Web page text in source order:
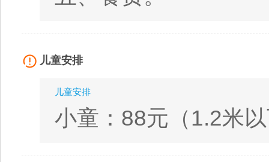
儿童安排
儿童安排
小童：88元（1.2米